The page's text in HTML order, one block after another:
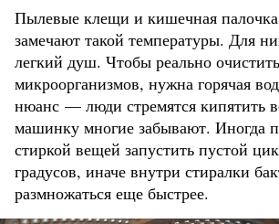
Пылевые клещи и кишечная
замечают такой температуры. Для
легкий душ. Чтобы реально
микроорганизмов, нужна горячая
нюанс — люди стремятся кипятить
машинку многие забывают. Иногда
стиркой вещей запустить пустой
градусов, иначе внутри стиралки
размножаться еще быстрее.